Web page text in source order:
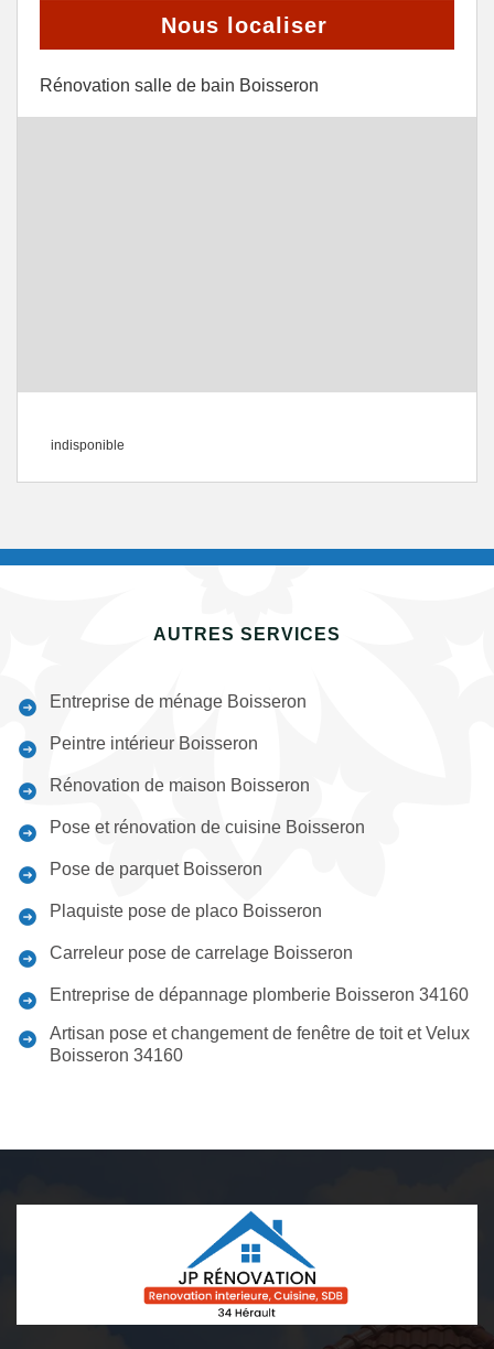
Nous localiser
Rénovation salle de bain Boisseron
indisponible
AUTRES SERVICES
Entreprise de ménage Boisseron
Peintre intérieur Boisseron
Rénovation de maison Boisseron
Pose et rénovation de cuisine Boisseron
Pose de parquet Boisseron
Plaquiste pose de placo Boisseron
Carreleur pose de carrelage Boisseron
Entreprise de dépannage plomberie Boisseron 34160
Artisan pose et changement de fenêtre de toit et Velux
Boisseron 34160